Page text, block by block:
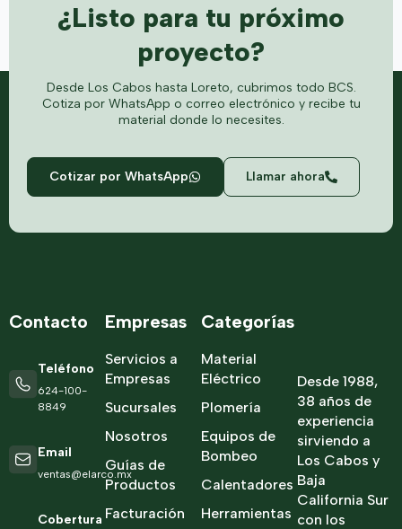
¿Listo para tu próximo
proyecto?
Desde Los Cabos hasta Loreto, cubrimos todo BCS.
Cotiza por WhatsApp o correo electrónico y recibe tu
material donde lo necesites.
Cotizar por WhatsApp Llamar ahora
Desde 1988,
38 años de
experiencia
sirviendo a
Los Cabos y
Baja
California Sur
con los
Categorías
Material
Eléctrico
Plomería
Equipos de
Bombeo
Calentadores
Herramientas
Empresas
Servicios a
Empresas
Sucursales
Nosotros
Guías de
Productos
Facturación
Contacto
Teléfono
624-100-
8849
Email
ventas@elarco.mx
Cobertura